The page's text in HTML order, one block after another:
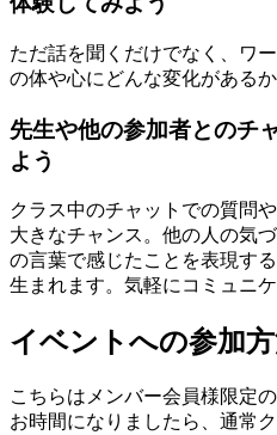
ただ話を聞くだけでなく、ワ
の体や心にどんな変化がある
先生や他の参加者とのチ
よう
クラス中のチャットでの質問
大きなチャンス。他の人の気
の言葉で感じたことを表現す
生まれます。気軽にコミュニ
イベントへの参加
こちらはメンバー会員様限定
お時間になりましたら、通常